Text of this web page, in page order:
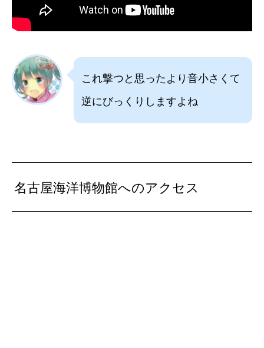
これ撃つと思ったより音小さくて
逆にびっくりしますよね
名古屋海洋博物館へのアクセス